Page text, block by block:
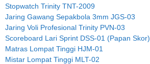
Stopwatch Trinity TNT-2009
Jaring Gawang Sepakbola 3mm JGS-03
Jaring Voli Profesional Trinity PVN-03
Scoreboard Lari Sprint DSS-01 (Papan Skor)
Matras Lompat Tinggi HJM-01
Mistar Lompat Tinggi MLT-02